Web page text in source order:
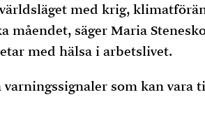
med krig,
måendet, säger Maria
med hälsa i arbetslivet.
som kan vara